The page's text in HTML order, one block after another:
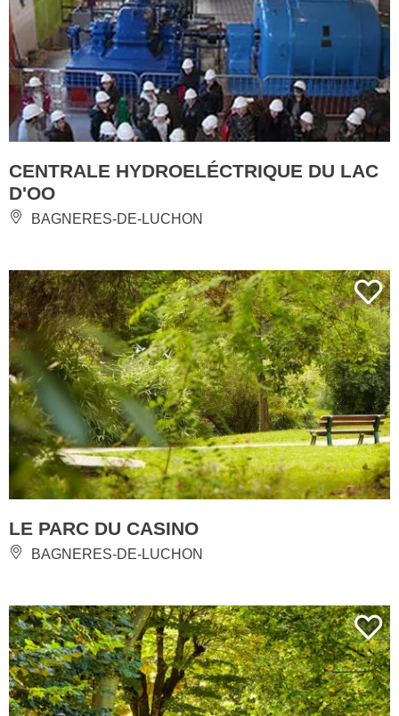
CENTRALE HYDROELÉCTRIQUE DU LAC
D'OO
BAGNERES-DE-LUCHON
LE PARC DU CASINO
BAGNERES-DE-LUCHON